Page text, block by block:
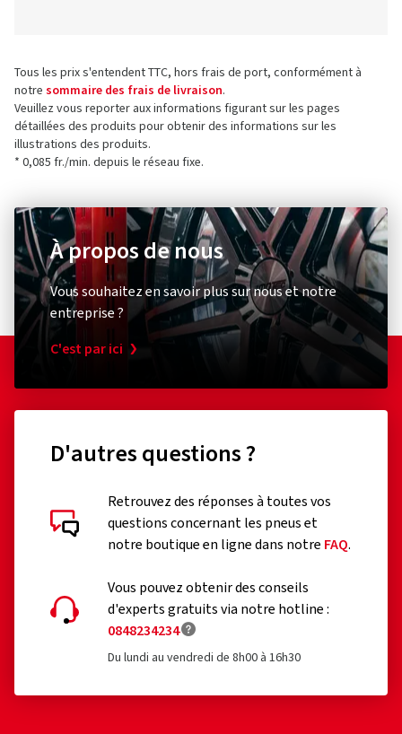
Tous les prix s'entendent TTC, hors frais de port, conformément à
notre sommaire des frais de livraison.
Veuillez vous reporter aux informations figurant sur les pages
détaillées des produits pour obtenir des informations sur les
illustrations des produits.
* 0,085 fr./min. depuis le réseau fixe.
À propos de nous
Vous souhaitez en savoir plus sur nous et notre
entreprise ?
C'est par ici
D'autres questions ?
Retrouvez des réponses à toutes vos
questions concernant les pneus et
notre boutique en ligne dans notre FAQ.
Vous pouvez obtenir des conseils
d'experts gratuits via notre hotline :
0848234234
Du lundi au vendredi de 8h00 à 16h30